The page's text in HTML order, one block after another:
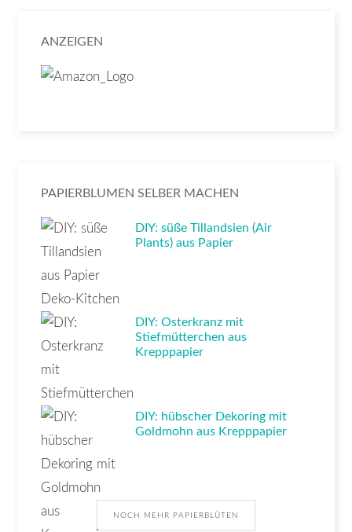
ANZEIGEN
PAPIERBLUMEN SELBER MACHEN
DIY: süße Tillandsien (Air
Plants) aus Papier
DIY: Osterkranz mit
Stiefmütterchen aus
Krepppapier
DIY: hübscher Dekoring mit
Goldmohn aus Krepppapier
NOCH MEHR PAPIERBLÜTEN